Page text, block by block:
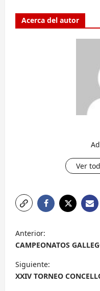
Acerca del autor
Ver
a
v
e
Anterior:
CAMPEONATOS
Siguiente:
XXIV TORNEO